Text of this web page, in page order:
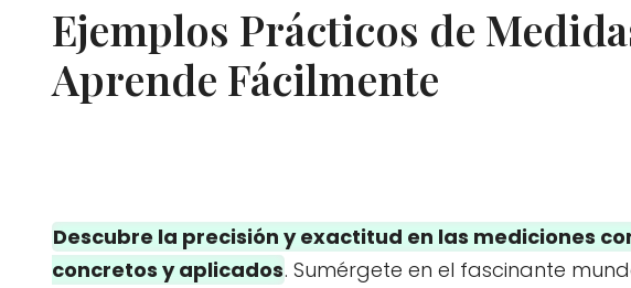
Ejemplos Prácticos de
Aprende Fácilmente
Descubre la precisión y exactitud en las mediciones
concretos y aplicados. Sumérgete en el fascinante